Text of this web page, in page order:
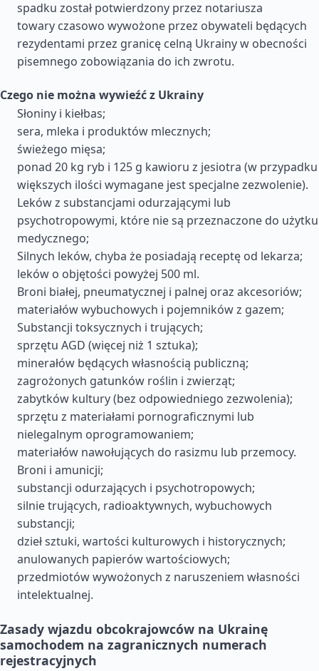
spadku został potwierdzony przez notariusza
towary czasowo wywożone przez obywateli będących
rezydentami przez granicę celną Ukrainy w obecności
pisemnego zobowiązania do ich zwrotu.
Czego nie można wywieźć z Ukrainy
Słoniny i kiełbas;
sera, mleka i produktów mlecznych;
świeżego mięsa;
ponad 20 kg ryb i 125 g kawioru z jesiotra (w przypadku
większych ilości wymagane jest specjalne zezwolenie).
Leków z substancjami odurzającymi lub
psychotropowymi, które nie są przeznaczone do użytku
medycznego;
Silnych leków, chyba że posiadają receptę od lekarza;
leków o objętości powyżej 500 ml.
Broni białej, pneumatycznej i palnej oraz akcesoriów;
materiałów wybuchowych i pojemników z gazem;
Substancji toksycznych i trujących;
sprzętu AGD (więcej niż 1 sztuka);
minerałów będących własnością publiczną;
zagrożonych gatunków roślin i zwierząt;
zabytków kultury (bez odpowiedniego zezwolenia);
sprzętu z materiałami pornograficznymi lub
nielegalnym oprogramowaniem;
materiałów nawołujących do rasizmu lub przemocy.
Broni i amunicji;
substancji odurzających i psychotropowych;
silnie trujących, radioaktywnych, wybuchowych
substancji;
dzieł sztuki, wartości kulturowych i historycznych;
anulowanych papierów wartościowych;
przedmiotów wywożonych z naruszeniem własności
intelektualnej.
Zasady wjazdu obcokrajowców na Ukrainę
samochodem na zagranicznych numerach
rejestracyjnych